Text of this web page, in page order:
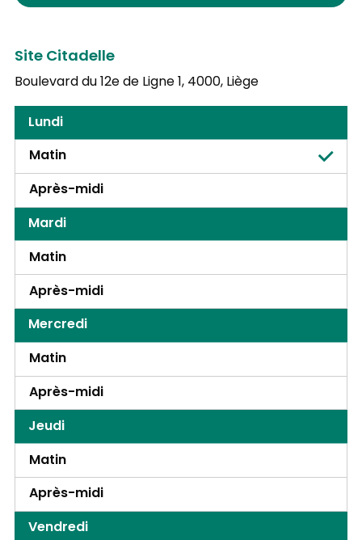
Site Citadelle
Boulevard du 12e de Ligne 1,4000, Liège
Lundi
Matin
Après-midi
Mardi
Matin
Après-midi
Mercredi
Matin
Après-midi
Jeudi
Matin
Après-midi
Vendredi